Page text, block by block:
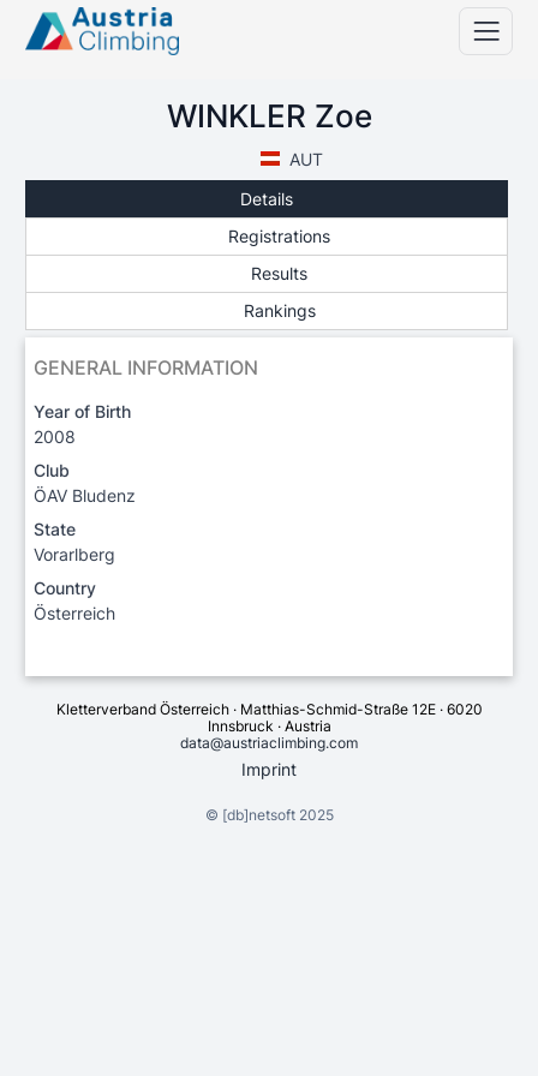
WINKLER Zoe
AUT
Details
Registrations
Results
Rankings
GENERAL INFORMATION
Year of Birth
2008
Club
ÖAV Bludenz
State
Vorarlberg
Country
Österreich
Kletterverband Österreich · Matthias-Schmid-Straße 12E · 6020
Innsbruck · Austria
data@austriaclimbing.com
Imprint
© [db]netsoft2025